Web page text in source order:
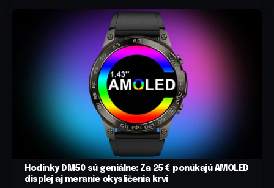
Hodinky DM50 sú geniálne: Za 25 € ponúkajú AMOLED
displej aj meranie okysličenia krvi